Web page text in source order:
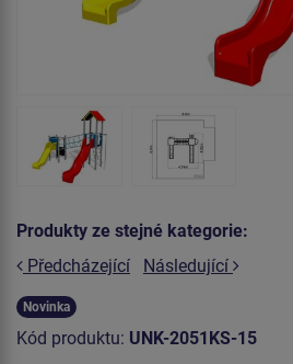
Produkty ze stejné kategorie:
Předcházející
Následující
Novinka
Kód produktu: UNK-2051KS-15